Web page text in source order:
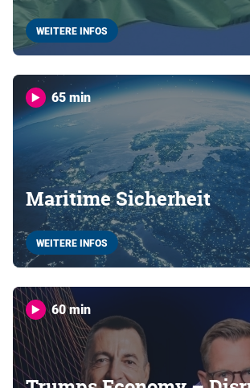
WEITERE INFOS
65 min
Maritime Sicherheit
WEITERE INFOS
60 min